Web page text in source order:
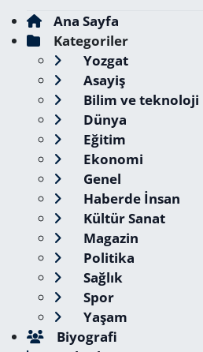
Ana Sayfa
Kategoriler
Yozgat
Asayiş
Bilim ve teknoloji
Dünya
Eğitim
Ekonomi
Genel
Haberde İnsan
Kültür Sanat
Magazin
Politika
Sağlık
Spor
Yaşam
Biyografi